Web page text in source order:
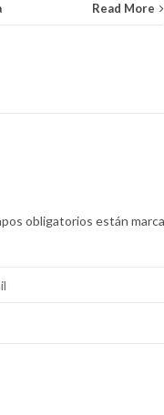
Read More
obligatorios están